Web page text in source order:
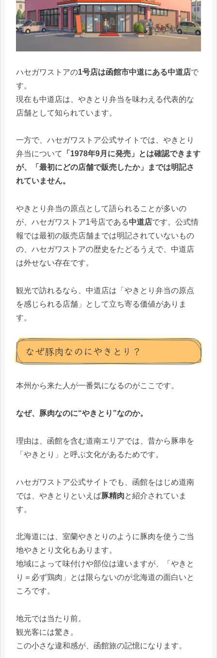
ハセガワストアの1号店は函館市中道にある中道店で
す。
現在も中道店は、やきとり弁当を味わえる代表的な
店舗として知られています。
一方で、ハセガワストア公式サイトでは、やきとり
弁当について
「1978年9月に発売」とは確認できます
が、「最初にどの店舗で販売したか」までは明記さ
れていません。
やきとり弁当の原点として語られることが多いの
が、ハセガワストア1号店である中道店です。公式情
報では最初の販売店舗までは明記されていないもの
の、ハセガワストアの歴史をたどるうえで、中道店
は外せない存在です。
観光で訪れるなら、中道店は「やきとり弁当の原点
を感じられる店舗」として立ち寄る価値がありま
す。
なぜ豚肉なのにやきとり？
本州から来た人が一番気になるのがここです。
なぜ、豚肉なのに“やきとり”なのか。
理由は、函館を含む道南エリアでは、昔から豚串を
「やきとり」と呼ぶ文化があるためです。
ハセガワストア公式サイトでも、函館をはじめ道南
では、やきとりといえば豚精肉と紹介されていま
す。
北海道には、室蘭やきとりのように豚肉を使うご当
地やきとり文化もあります。
地域によって味付けや部位は違いますが、「やきと
り＝必ず鶏肉」とは限らないのが北海道の面白いと
ころです。
地元では当たり前。
観光客には驚き。
この小さな違和感が、函館旅の記憶になります。